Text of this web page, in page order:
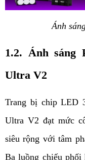
Ánh
1.2. Ánh sáng
Ultra V2
Trang bị chip LED
Ultra V2 đạt mức
siêu rộng với tâm
Ba luồng chiếu phối